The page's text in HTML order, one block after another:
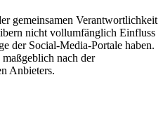
gemeinsamen Verantwortlichkeit
nicht vollumfänglich Einfluss
der Social-Media-Portale haben.
nach der
Anbieters.